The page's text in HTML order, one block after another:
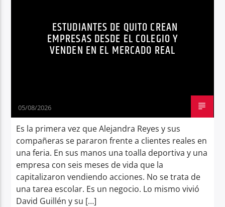
Radio hola
ESTUDIANTES BACHILLERATO
FITUP
INNOVACIÓN EDUCATIVA
KUNTUR SPORTS
ESTUDIANTES DE QUITO CREAN
EMPRESAS DESDE EL COLEGIO Y
VENDEN EN EL MERCADO REAL
05/08/2026
Es la primera vez que Alejandra Reyes y sus
compañeras se pararon frente a clientes reales en
una feria. En sus manos una toalla deportiva y una
empresa con seis meses de vida que la
capitalizaron vendiendo acciones. No se trata de
una tarea escolar. Es un negocio. Lo mismo vivió
David Guillén y su […]